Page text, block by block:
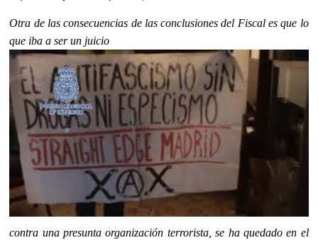
Otra de las consecuencias de las conclusiones del Fiscal es que lo
que iba a ser un juicio
contra una presunta organización terrorista, se ha quedado en el